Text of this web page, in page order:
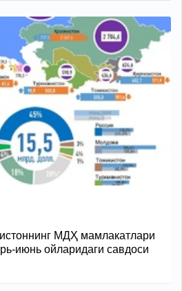
МДҲ мамлакатлари
июнь ойларидаги савдоси